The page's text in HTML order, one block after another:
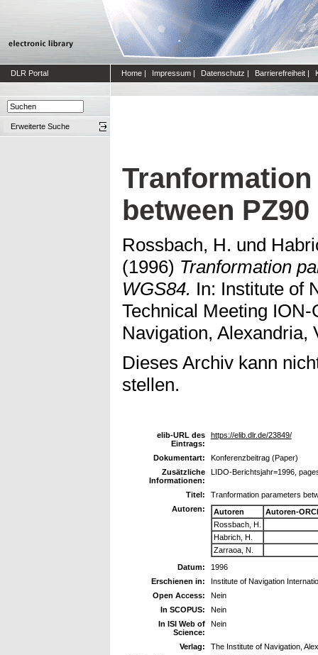
DLR Portal Home | Impressum | Datenschutz | Barrierefreiheit |
Erweiterte Suche
between
Rossbach, H. und
(1996) Tranformation
WGS84. In: Institute of
Technical Meeting
Navigation, Alexandria,
Dieses Archiv kann
stellen.
elib-URL des
Eintrags:
https://elib.dlr.de/23849/
Dokumentart:
Konferenzbeitrag (Paper)
Zusätzliche
Informationen:
LIDO-Berichtsjahr=1996,
Titel:
Tranformation parameters
Autoren:
Autoren
Autoren-
Rossbach, H.
Habrich, H.
Zarraoa, N.
Datum:
1996
Erschienen in:
Institute of Navigation
Open Access:
Nein
In SCOPUS:
Nein
In ISI Web of
Science:
Nein
Verlag:
The Institute of Navigation,